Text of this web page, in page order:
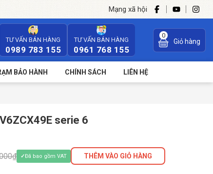
Mạng xã hội
TƯ VẤN BÁN HÀNG
0989 783 155
TƯ VẤN BÁN HÀNG
0961 768 155
0
Giỏ hàng
BẢO HÀNH CHÍNH SÁCH LIÊN HỆ
serie 6
Đã bao gồm VAT THÊM VÀO GIỎ HÀNG